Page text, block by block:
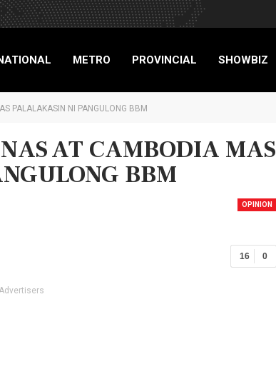
METRO PROVINCIAL SHOWBIZ
PALALAKASIN NI PANGULONG BBM
AT CAMBODIA MAS
BBM
OPINION
0
16
Advertisers